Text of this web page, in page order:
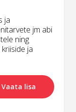
ja
jm abi
ning
ja
Vaata lisa